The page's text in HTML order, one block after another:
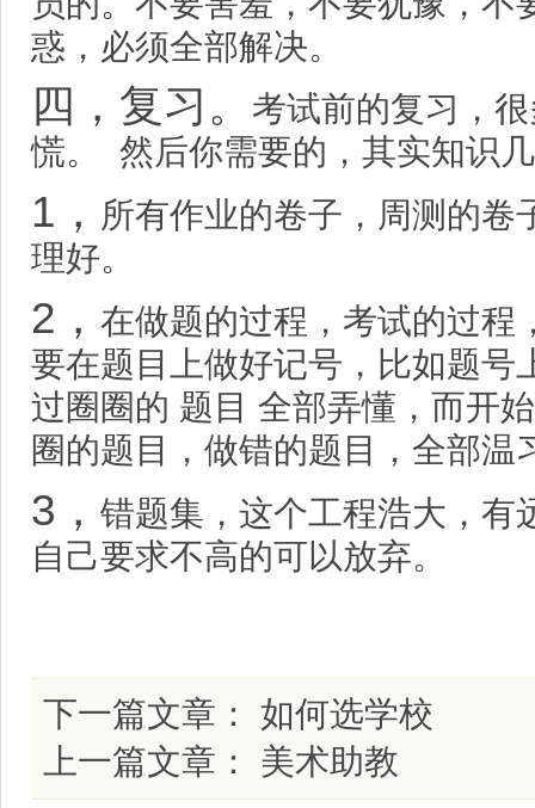
惑，必须全部解决。
四，复习。
考试前的复习，
慌。 然后你需要的，其实知识
1， 所有作业的卷子，周测的卷
理好。
2， 在做题的过程，考试的过程
要在题目上做好记号，比如题号
过圈圈的 题目 全部弄懂，而开
圈的题目，做错的题目，全部温
3， 错题集，这个工程浩大，有
自己要求不高的可以放弃。
下一篇文章： 如何选学校
上一篇文章： 美术助教